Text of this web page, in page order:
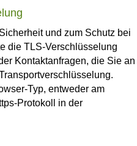
und zum Schutz bei
die TLS-Verschlüsselung
Kontaktanfragen, die Sie an
Typ, entweder am
Protokoll in der